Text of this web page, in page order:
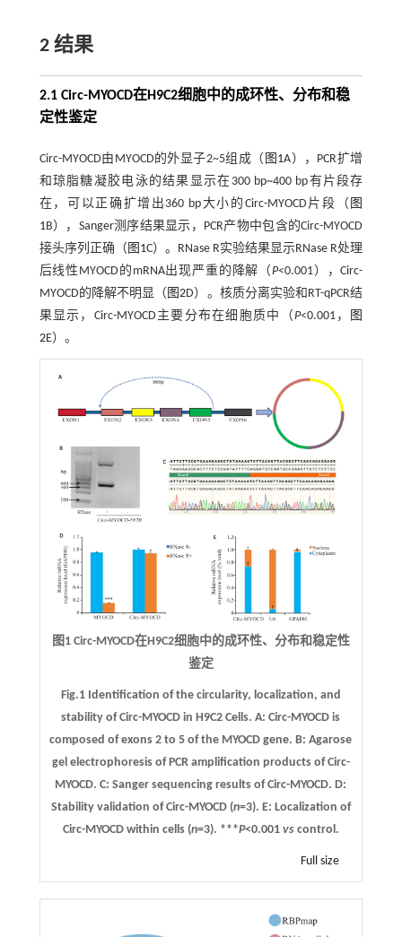
2 结果
2.1 Circ-MYOCD在H9C2细胞中的成环性、分布和稳
定性鉴定
Circ-MYOCD由MYOCD的外显子2~5组成（ 图1A），PCR扩增
和琼脂糖凝胶电泳的结果显示在300 bp~400 bp有片段存
在，可以正确扩增出360 bp大小的Circ-MYOCD片段（ 图
1B），Sanger测序结果显示，PCR产物中包含的Circ-MYOCD
接头序列正确（ 图1C）。RNase R实验结果显示RNase R处理
后线性MYOCD的mRNA出现严重的降解（ P<0.001），Circ-
MYOCD的降解不明显（ 图2D）。核质分离实验和RT-qPCR结
果显示，Circ-MYOCD主要分布在细胞质中（ P<0.001，
图
2E）。
图1 Circ-MYOCD在H9C2细胞中的成环性、分布和稳定性
鉴定
Fig.1 Identification of the circularity, localization, and
stability of Circ-MYOCD in H9C2 Cells.A: Circ-MYOCD is
composed of exons 2 to 5 of the MYOCD gene.B: Agarose
gel electrophoresis of PCR amplification products of Circ-
MYOCD.C: Sanger sequencing results of Circ-MYOCD.D:
Stability validation of Circ-MYOCD (n=3). E: Localization of
Circ-MYOCD within cells (n=3). ***P<0.001 vscontrol.
Full size